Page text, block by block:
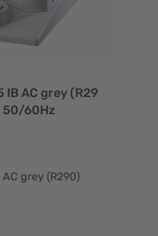
IB AC grey (R29
50/60Hz
AC grey (R290)